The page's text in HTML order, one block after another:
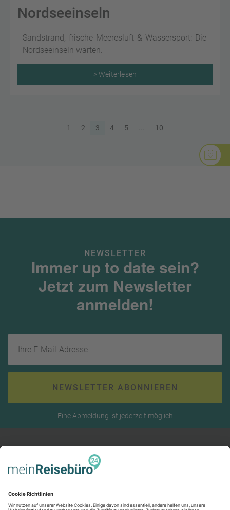
Nordseeinseln
Sandstrand, frische Meeresluft & Wassersport: Die
Nordseeinseln warten.
> Weiterlesen
1 2 3 4 5 10
NEWSLETTER
Immer up to date sein?
Jetzt zum Newsletter
anmelden!
NEWSLETTER ABONNIEREN
Eine Abmeldung ist jederzeit möglich
RECHTLICHES
SERVICE